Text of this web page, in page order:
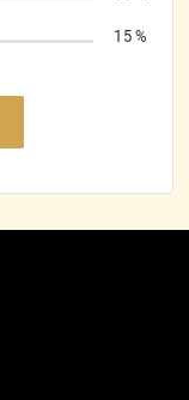
est pas un
15 %